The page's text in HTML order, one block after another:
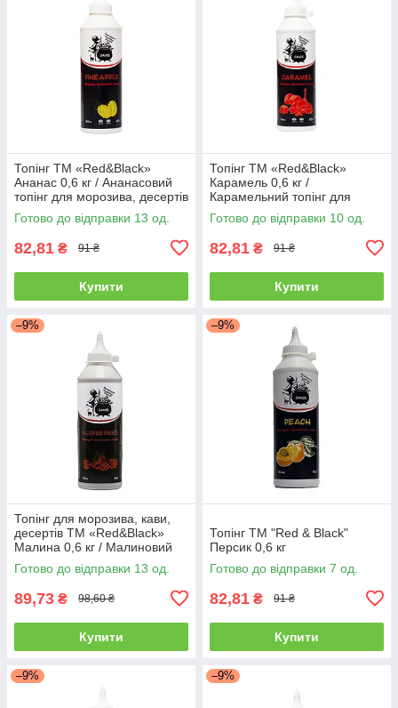
Топінг ТМ «Red&Black»
Ананас 0,6 кг / Ананасовий
топінг для морозива, десертів
і коктейлів
Готово до відправки 13 од.
82,81 ₴ 91 ₴
Купити
Топінг ТМ «Red&Black»
Карамель 0,6 кг /
Карамельний топінг для
морозива, десертів та
коктейлів 600мл.
Готово до відправки 10 од.
82,81 ₴ 91 ₴
Купити
–9%
Топінг для морозива, кави,
десертів ТМ «Red&Black»
Малина 0,6 кг / Малиновий
топінг для коктейлів 600мл.
Готово до відправки 13 од.
89,73 ₴ 98,60 ₴
Купити
–9%
Топінг ТМ "Red & Black"
Персик 0,6 кг
Готово до відправки 7 од.
82,81 ₴ 91 ₴
Купити
–9% –9%